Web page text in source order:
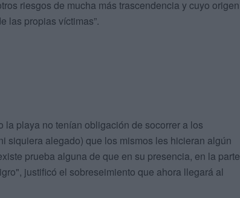
riesgos de mucha más trascendencia y cuyo origen
las propias víctimas”.
playa no tenían obligación de socorrer a los
siquiera alegado) que los mismos les hicieran algún
prueba alguna de que en su presencia, en la parte
justificó el sobreseimiento que ahora llegará al